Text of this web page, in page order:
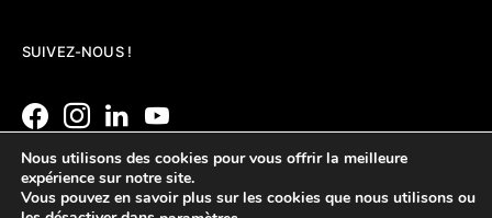
SUIVEZ-NOUS !
Nous utilisons des cookies pour vous offrir la meilleure
expérience sur notre site.
Vous pouvez en savoir plus sur les cookies que nous utilisons ou